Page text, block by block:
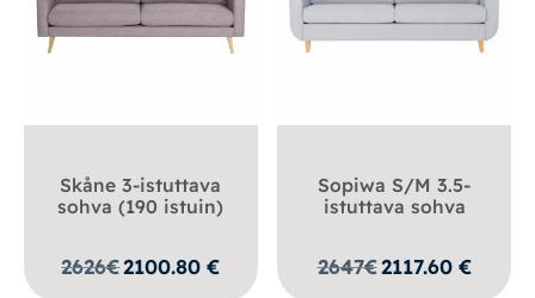
Skåne 3-istuttava
sohva (190 istuin)
2626€2100.80€
Sopiwa S/M 3.5-
istuttava sohva
2647€2117.60 €